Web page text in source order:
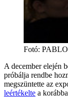
Fotó:
A december elején
próbálja rendbe
megszüntette az
leértékelte a